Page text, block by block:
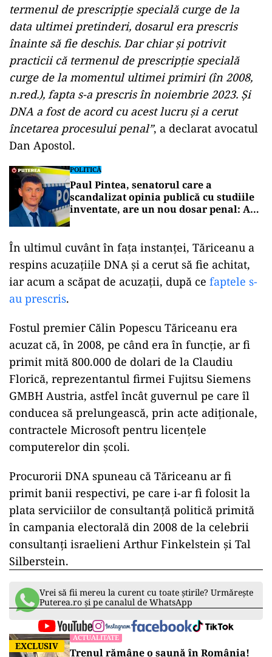
termenul de prescripţie specială curge de la
data ultimei pretinderi, dosarul era prescris
înainte să fie deschis. Dar chiar şi potrivit
practicii că termenul de prescripţie specială
curge de la momentul ultimei primiri (în 2008,
n.red.), fapta s-a prescris în noiembrie 2023. Şi
DNA a fost de acord cu acest lucru şi a cerut
încetarea procesului penal”, a declarat avocatul
Dan Apostol.
POLITICĂ
Paul Pintea, senatorul care a
scandalizat opinia publică cu studiile
inventate, are un nou dosar penal: A
În ultimul cuvânt în faţa instanţei, Tăriceanu a
respins acuzațiile DNA şi a cerut să fie achitat,
iar acum a scăpat de acuzații, după ce faptele s-
au prescris.
Fostul premier Călin Popescu Tăriceanu era
acuzat că, în 2008, pe când era în funcţie, ar fi
primit mită 800.000 de dolari de la Claudiu
Florică, reprezentantul firmei Fujitsu Siemens
GMBH Austria, astfel încât guvernul pe care îl
conducea să prelungească, prin acte adiționale,
contractele Microsoft pentru licențele
computerelor din școli.
Procurorii DNA spuneau că Tăriceanu ar fi
primit banii respectivi, pe care i-ar fi folosit la
plata serviciilor de consultanță politică primită
în campania electorală din 2008 de la celebrii
consultanți israelieni Arthur Finkelstein și Tal
Silberstein.
Vrei să fii mereu la curent cu toate știrile? Urmărește
Puterea.ro și pe canalul de WhatsApp
EXCLUSIV
ACTUALITATE
Trenul rămâne o saună în România!